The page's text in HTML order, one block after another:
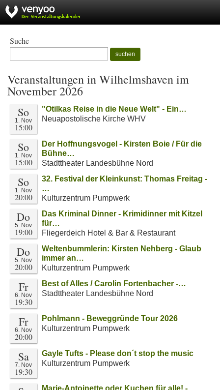
Suche
suchen
Veranstaltungen in Wilhelmshaven im
November 2026
So
1. Nov
15:00
"Otilkas Reise in die Neue Welt" - Ein…
Neuapostolische Kirche WHV
So
1. Nov
15:00
Der Hoffnungsvogel - Kirsten Boie / Für die
Bühne…
Stadttheater Landesbühne Nord
So
1. Nov
20:00
32. Festival der Kleinkunst: Thomas Freitag -
…
Kulturzentrum Pumpwerk
Do
5. Nov
19:00
Das Kriminal Dinner - Krimidinner mit Kitzel
für…
Fliegerdeich Hotel & Bar & Restaurant
Do
5. Nov
20:00
Weltenbummlerin: Kirsten Nehberg - Glaub
immer an…
Kulturzentrum Pumpwerk
Fr
6. Nov
19:30
Best of Alles / Carolin Fortenbacher -…
Stadttheater Landesbühne Nord
Fr
6. Nov
20:00
Pohlmann - Beweggründe Tour 2026
Kulturzentrum Pumpwerk
Sa
7. Nov
19:30
Gayle Tufts - Please don´t stop the music
Kulturzentrum Pumpwerk
Marie-Antoinette oder Kuchen für alle! -